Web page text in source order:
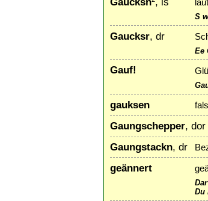
S
Gaucksr, dr
Ee
Gauf!
gauksen
Gaungschepper, dor
Gaungstackn, dr
geännert
Du